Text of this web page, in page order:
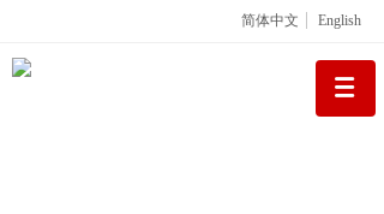
简体中文 English